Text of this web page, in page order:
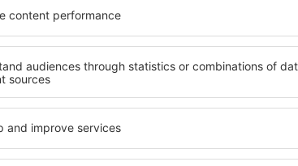
ŽÁDNÁ MOŽNOST PRO
Detaily